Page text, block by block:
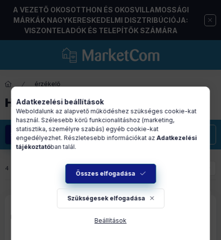
A VEZETŐ OKOSOTTHON ÉS OKOSVILLAMOSSÁGI
MÁRKÁK NAGYKERESKEDELMI DISZTRIBÚCIÓJA:
VISZONTELADÓK ÉS TELEPÍTŐK SZÁMÁRA
érzékelő
HŐMÉRŐ
Szűrés
4
Adatkezelési beállítások
Weboldalunk az alapvető működéshez szükséges cookie-kat
használ. Szélesebb körű funkcionalitáshoz (marketing,
statisztika, személyre szabás) egyéb cookie-kat
engedélyezhet. Részletesebb információkat azAdatkezelési
tájékoztatóban talál.
Összes elfogadása
Szükségesek elfogadása
Beállítások